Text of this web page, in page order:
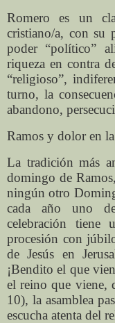
Romero es un
cristiano/a, con su
poder “político”
riqueza en contra
“religioso”,
turno, la
abandono,
Ramos y dolor en
La tradición más
domingo de
ningún otro
cada año uno
celebración tiene
procesión con
de Jesús en
¡Bendito el que
el reino que viene,
10), la asamblea
escucha atenta del